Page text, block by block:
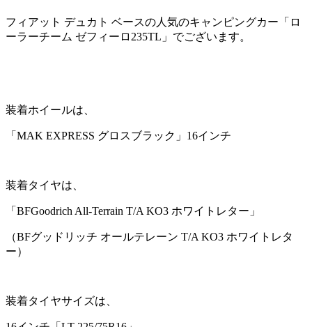
フィアット デュカト ベースの人気のキャンピングカー「ロ
ーラーチーム ゼフィーロ235TL」でございます。
装着ホイールは、
「MAK EXPRESS グロスブラック」16インチ
装着タイヤは、
「BFGoodrich All-Terrain T/A KO3 ホワイトレター」
（BFグッドリッチ オールテレーン T/A KO3 ホワイトレタ
ー）
装着タイヤサイズは、